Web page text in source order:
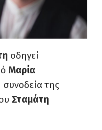
οδηγεί
Μαρία
της
Σταμάτη